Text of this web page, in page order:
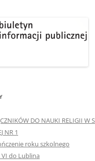
DO NAUKI RELIGII W
NR 1
roku szkolnego
VI do Lublina